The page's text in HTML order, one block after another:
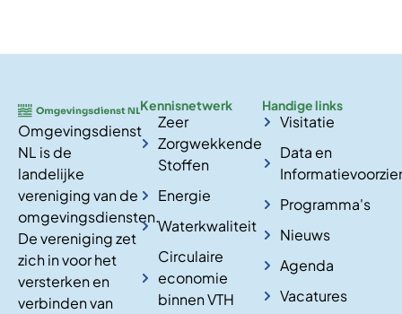
Omgevingsdienst
NL is de
landelijke
vereniging van de
omgevingsdiensten.
De vereniging zet
zich in voor het
versterken en
verbinden van
Kennisnetwerk
Zeer
Zorgwekkende
Stoffen
Energie
Waterkwaliteit
Circulaire
economie
binnen VTH
Handige links
Visitatie
Data en
Programma's
Nieuws
Agenda
Vacatures